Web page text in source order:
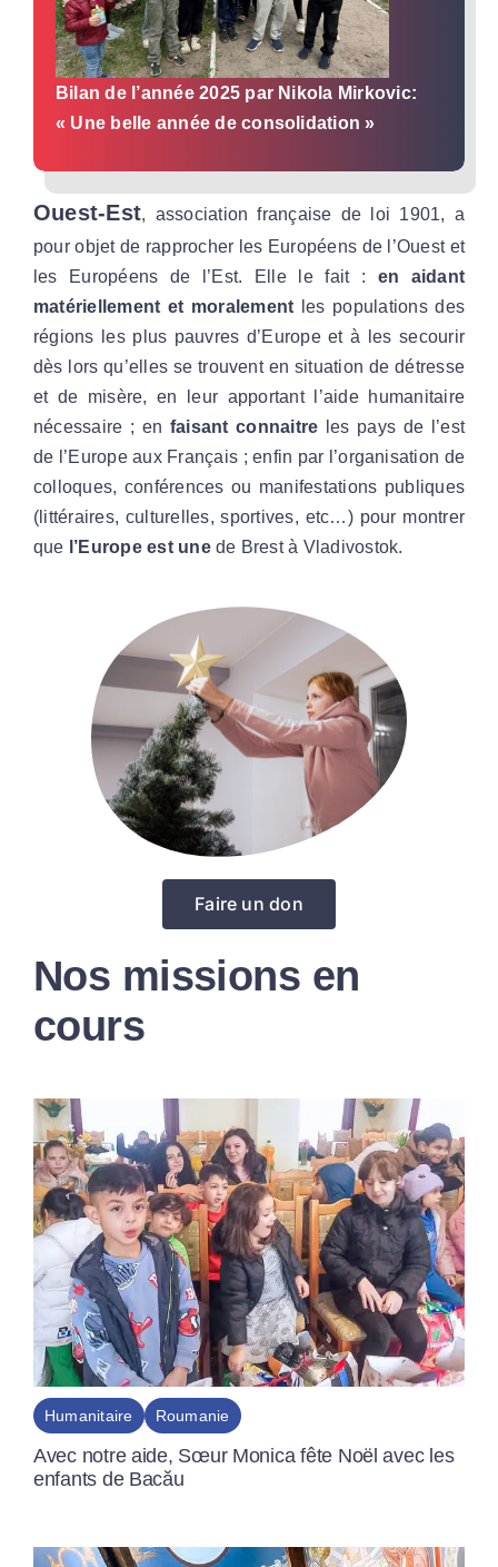
Par Région
Nous soutenir
Contact
Bilan de l’année 2025 par Nikola Mirkovic:
« Une belle année de consolidation »
Ouest-Est, association française de loi 1901, a
pour objet de rapprocher les Européens de l’Ouest et
les Européens de l’Est. Elle le fait : en aidant
matériellement et moralement les populations des
régions les plus pauvres d’Europe et à les secourir
dès lors qu’elles se trouvent en situation de détresse
et de misère, en leur apportant l’aide humanitaire
nécessaire ; en faisant connaitre les pays de l’est
de l’Europe aux Français ;enfin par l’organisation de
colloques, conférences ou manifestations publiques
(littéraires, culturelles, sportives, etc…) pour montrer
que l’Europe est unede Brest à Vladivostok.
Faire un don
Nos missions en
cours
Humanitaire Roumanie
Avec notre aide, Sœur Monica fête Noël avec les
enfants de Bacău